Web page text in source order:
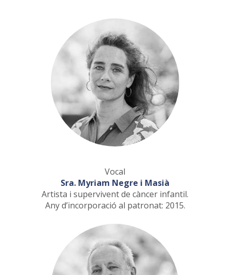
Vocal
Sra. Myriam Negre i Masià
Artista i supervivent de càncer infantil.
Any d’incorporació al patronat: 2015.